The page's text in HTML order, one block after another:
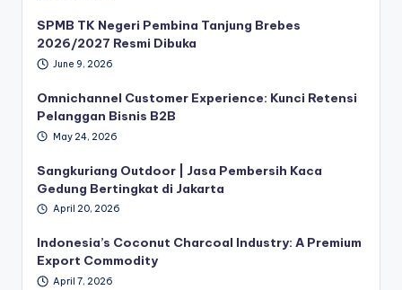
SPMB TK Negeri Pembina Tanjung Brebes
2026/2027 Resmi Dibuka
June 9, 2026
Omnichannel Customer Experience: Kunci Retensi
Pelanggan Bisnis B2B
May 24, 2026
Sangkuriang Outdoor | Jasa Pembersih Kaca
Gedung Bertingkat di Jakarta
April 20, 2026
Indonesia’s Coconut Charcoal Industry: A Premium
Export Commodity
April 7, 2026